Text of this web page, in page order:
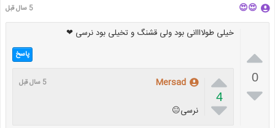
😍😍 5 سال قبل

0

خیلی طولاااانی بود ولی قشنگ و تخیلی بود نرسی ❤
پاسخ

4

Mersad 5 سال قبل
نرسی😐